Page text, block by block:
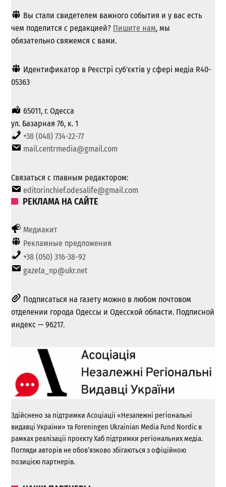
Вы стали свидетелем важного события и у вас есть
чем поделится с редакцией? Пишите нам, мы
обязательно свяжемся с вами.
Идентификатор в Реєстрі суб'єктів у сфері медіа R40-
05363
65011, г. Одесса
ул. Базарная 76, к. 1
+38 (048) 734-22-77
mail.centrmedia@gmail.com
Связаться с главным редактором:
editorinchief.odesalife@gmail.com
РЕКЛАМА НА САЙТЕ
Медиакит
Рекламные предложения
+38 (050) 316-38-92
gazeta_np@ukr.net
Подписаться на газету можно в любом почтовом
отделении города Одессы и Одесской области. Подписной
индекс — 96217.
Здійснено за підтримки Асоціації «Незалежні регіональні
видавці України» та Foreningen Ukrainian Media Fund Nordic в
рамках реалізації проєкту Хаб підтримки регіональних медіа.
Погляди авторів не обов’язково збігаються з офіційною
позицією партнерів.